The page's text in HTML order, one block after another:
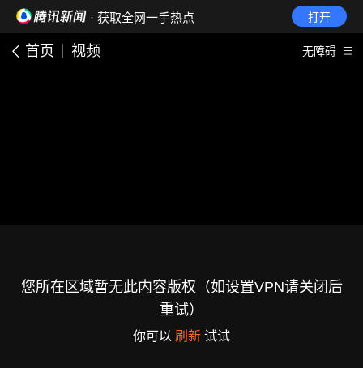
· 获取全网一手热点 打开
首页 视频 无障碍
您所在区域暂无此内容版权（如设置VPN请关闭后
重试）
你可以 刷新 试试